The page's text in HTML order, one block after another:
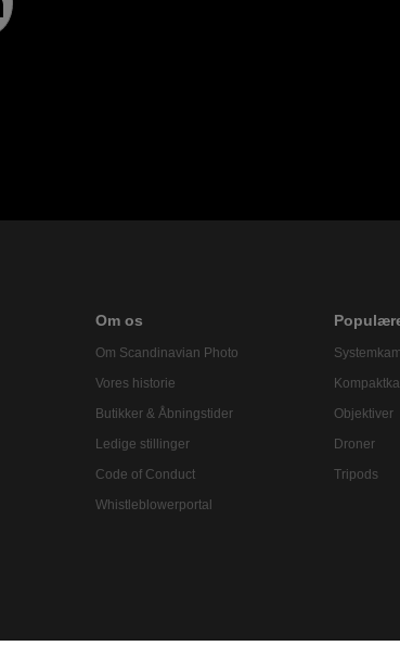
Om os
Om Scandinavian Photo
Vores historie
Butikker & Åbningstider
Ledige stillinger
Code of Conduct
Whistleblowerportal
Objektiver
Droner
Tripods